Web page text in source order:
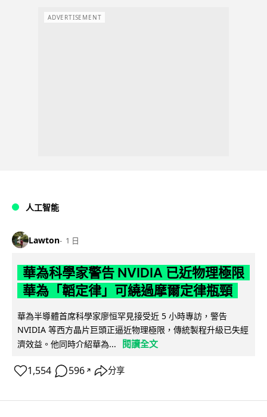
ADVERTISEMENT
人工智能
Lawton 1 日
華為科學家警告 NVIDIA 已近物理極限
華為「韜定律」可繞過摩爾定律瓶頸
華為半導體首席科學家廖恒罕見接受近 5 小時專訪，警告
NVIDIA 等西方晶片巨頭正逼近物理極限，傳統製程升級已失經
濟效益。他同時介紹華為...
閱讀全文
1,554 596 ↗ 分享